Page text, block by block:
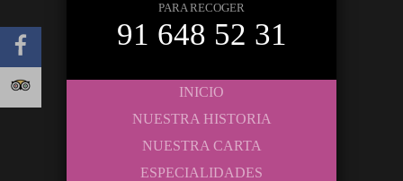
PARA RECOGER
91 648 52 31
INICIO
NUESTRA HISTORIA
NUESTRA CARTA
ESPECIALIDADES